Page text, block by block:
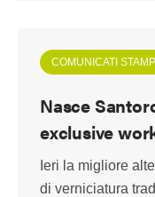
COMUNICATI
Nasce
exclusive
Ieri la migliore
di verniciatura